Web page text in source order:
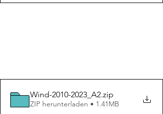
Wind-2010-2023_A2.zip
ZIP herunterladen • 1.41MB